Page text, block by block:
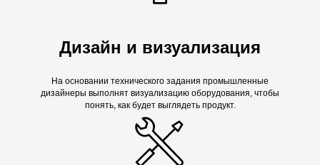
Дизайн и визуализация
На основании технического задания промышленные
дизайнеры выполнят визуализацию оборудования, чтобы
понять, как будет выглядеть продукт.